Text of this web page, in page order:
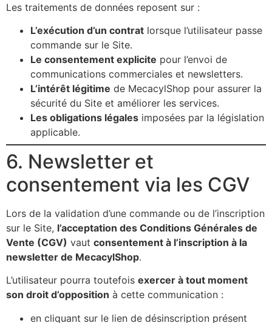
Les traitements de données reposent sur :
L’exécution d’un contrat lorsque l’utilisateur passe
commande sur le Site.
Le consentement explicite pour l’envoi de
communications commerciales et newsletters.
L’intérêt légitime de MecacylShop pour assurer la
sécurité du Site et améliorer les services.
Les obligations légales imposées par la législation
applicable.
6. Newsletter et
consentement via les CGV
Lors de la validation d’une commande ou de l’inscription
sur le Site, l’acceptation des Conditions Générales de
Vente (CGV) vaut consentement à l’inscription à la
newsletter de MecacylShop.
L’utilisateur pourra toutefois exercer à tout moment
son droit d’opposition à cette communication :
en cliquant sur le lien de désinscription présent